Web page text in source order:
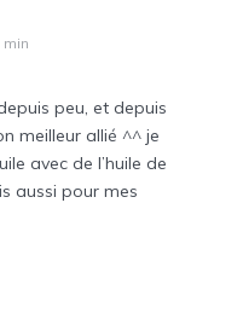
min
peu, et depuis
meilleur allié ^^ je
avec de l’huile de
aussi pour mes